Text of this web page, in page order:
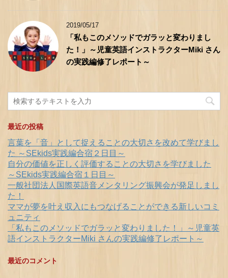
2019/05/17
「私もこのメソッドでガラッと変わりまし
た！」～児童英語インストラクターMiki さん
の実践編修了レポート～
最近の投稿
言葉を「音」として捉えることの大切さを改めて学びまし
た ～SEkids実践編合宿２日目～
自分の価値を正しく評価することの大切さを学びました
～SEkids実践編合宿１日目～
一般社団法人国際英語音メンタリング振興会が発足しまし
た！
ママが夢を叶え収入にもつなげることができる新しいコミ
ュニティ
「私もこのメソッドでガラッと変わりました！」～児童英
語インストラクターMiki さんの実践編修了レポート～
最近のコメント